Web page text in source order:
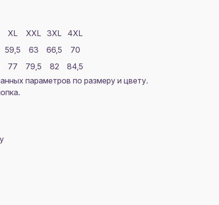
XL XXL 3XL
4XL
59,5 63 66,5
70
77 79,5 82
84,5
параметров по размеру и цвету.